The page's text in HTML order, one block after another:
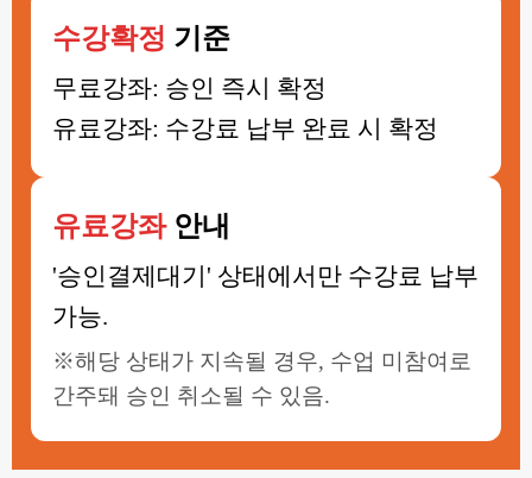
수강확정 기준
무료강좌: 승인 즉시 확정
유료강좌: 수강료 납부 완료 시 확정
유료강좌안내
'승인결제대기' 상태에서만 수강료 납부
가능.
※해당 상태가 지속될 경우, 수업 미참여로
간주돼 승인 취소될 수 있음.